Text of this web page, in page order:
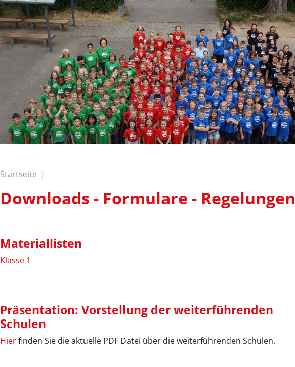
Startseite
Downloads - Formulare - Regelungen
Materiallisten
Klasse 1
Präsentation: Vorstellung der weiterführenden
Schulen
Hierfinden Sie die aktuelle PDF Datei über die weiterführenden Schulen.